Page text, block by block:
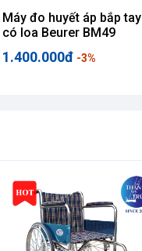
Máy đo huyết áp bắp tay
có loa Beurer BM49
1.400.000đ -3%